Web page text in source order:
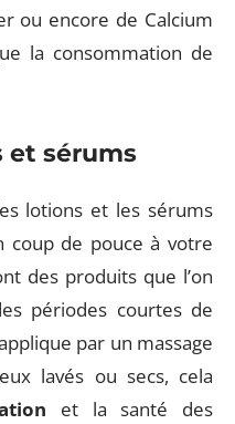
ou encore de Calcium
la consommation de
et sérums
lotions et les sérums
coup de pouce à votre
des produits que l’on
périodes courtes de
par un massage
lavés ou secs, cela
et la santé des